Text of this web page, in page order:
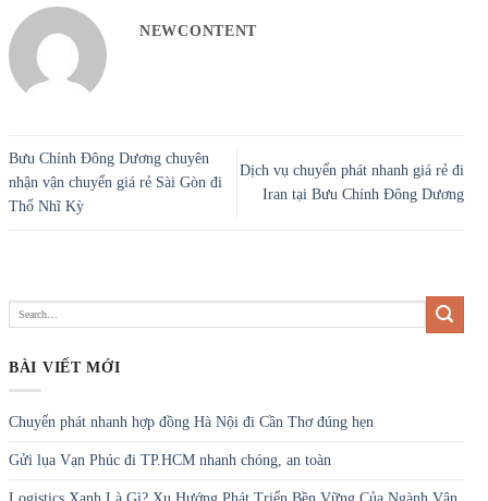
NEWCONTENT
Bưu Chính Đông Dương chuyên
nhận vận chuyển giá rẻ Sài Gòn đi
Thổ Nhĩ Kỳ
Dịch vụ chuyển phát nhanh giá rẻ đi
Iran tại Bưu Chính Đông Dương
BÀI VIẾT MỚI
Chuyển phát nhanh hợp đồng Hà Nội đi Cần Thơ đúng hẹn
Gửi lụa Vạn Phúc đi TP.HCM nhanh chóng, an toàn